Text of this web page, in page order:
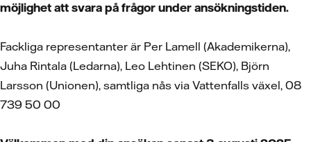
möjlighet att svara på frågor under ansökningstiden.
Fackliga representanter är Per Lamell (Akademikerna),
Juha Rintala (Ledarna), Leo Lehtinen (SEKO), Björn
Larsson (Unionen), samtliga nås via Vattenfalls växel, 08
739 50 00